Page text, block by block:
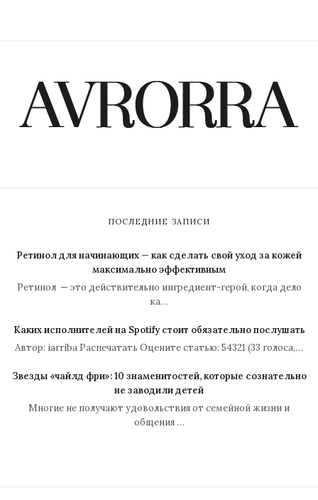
ПОСЛЕДНИЕ ЗАПИСИ
Ретинол для начинающих — как сделать свой уход за кожей
максимально эффективным
Ретинол — это действительно ингредиент-герой, когда дело
ка…
Каких исполнителей на Spotify стоит обязательно послушать
Автор: iarriba Распечатать Оцените статью: 54321 (33 голоса,…
Звезды «чайлд фри»: 10 знаменитостей, которые сознательно
не заводили детей
Многие не получают удовольствия от семейной жизни и
общения …